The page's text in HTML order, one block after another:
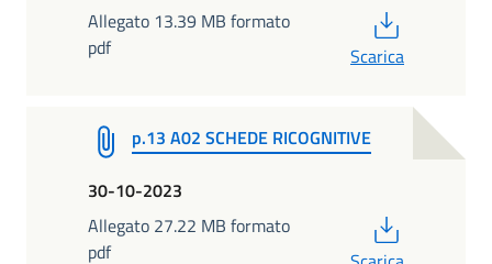
Allegato 13.39 MB formato
pdf
Scarica
p.13 A02 SCHEDE RICOGNITIVE
30-10-2023
Allegato 27.22 MB formato
pdf